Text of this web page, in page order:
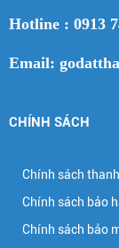
Hotline : 0913
Email:
CHÍNH SÁCH
Chính sách
Chính sách bảo
Chính sách bảo